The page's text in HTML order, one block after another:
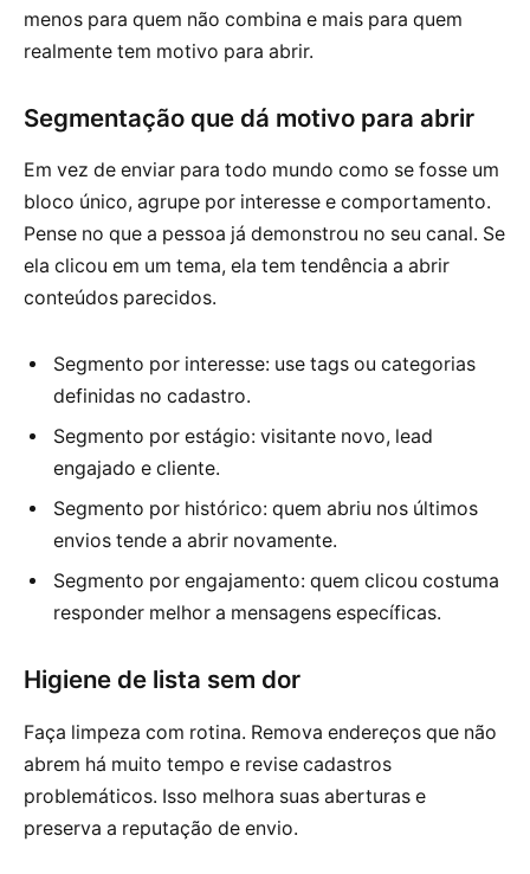
menos para quem não combina e mais para quem
realmente tem motivo para abrir.
Segmentação que dá motivo para abrir
Em vez de enviar para todo mundo como se fosse um
bloco único, agrupe por interesse e comportamento.
Pense no que a pessoa já demonstrou no seu canal. Se
ela clicou em um tema, ela tem tendência a abrir
conteúdos parecidos.
Segmento por interesse: use tags ou categorias
definidas no cadastro.
Segmento por estágio: visitante novo, lead
engajado e cliente.
Segmento por histórico: quem abriu nos últimos
envios tende a abrir novamente.
Segmento por engajamento: quem clicou costuma
responder melhor a mensagens específicas.
Higiene de lista sem dor
Faça limpeza com rotina. Remova endereços que não
abrem há muito tempo e revise cadastros
problemáticos. Isso melhora suas aberturas e
preserva a reputação de envio.